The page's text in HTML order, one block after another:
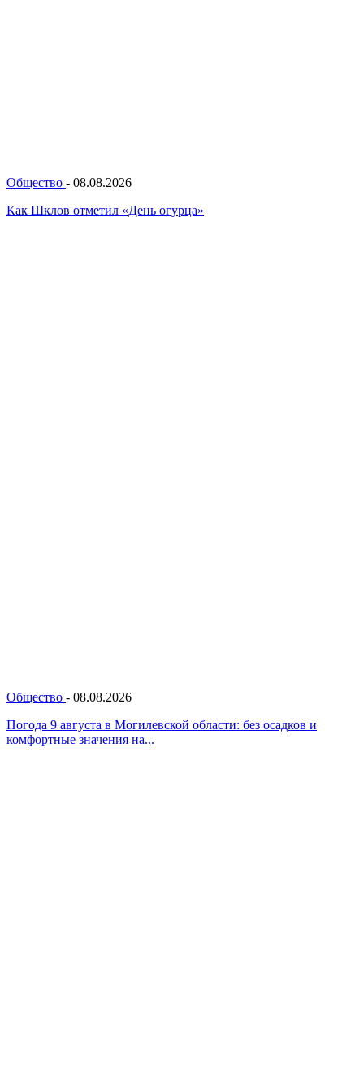
Общество - 08.08.2026
Как Шклов отметил «День огурца»
Общество - 08.08.2026
Погода 9 августа в Могилевской области: без осадков и
комфортные значения на...